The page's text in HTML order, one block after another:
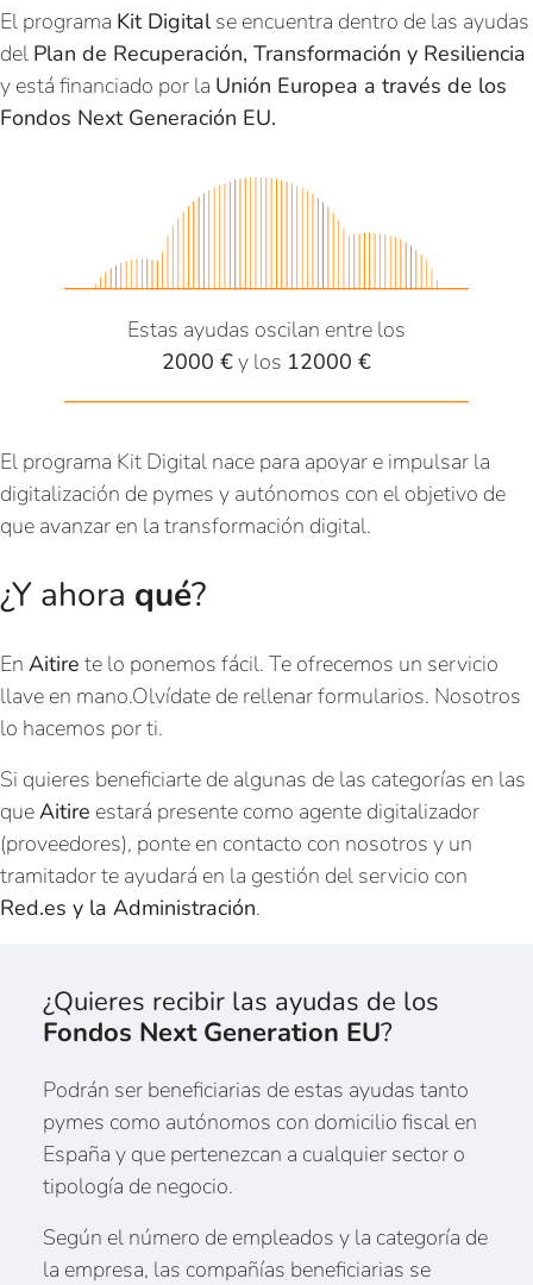
El programa Kit Digitalse encuentra dentro de las ayudas
del Plan de Recuperación, Transformación y Resiliencia
y está financiado por la Unión Europea a través de los
Fondos Next Generación EU.
Estas ayudas oscilan entre los
2000 €y los 12000 €
El programa Kit Digital nace para apoyar e impulsar la
digitalización de pymes y autónomos con el objetivo de
que avanzar en la transformación digital.
¿Y ahora qué?
En Aitire te lo ponemos fácil. Te ofrecemos un servicio
llave en mano.Olvídate de rellenar formularios. Nosotros
lo hacemos por ti.
Si quieres beneficiarte de algunas de las categorías en las
queAitire estará presente como agente digitalizador
(proveedores), ponte en contacto con nosotros y un
tramitador te ayudará en la gestión del servicio con
Red.es y la Administración.
¿Quieres recibir las ayudas de los
Fondos Next Generation EU?
Podrán ser beneficiarias de estas ayudas tanto
pymes como autónomos con domicilio fiscal en
España y que pertenezcan a cualquier sector o
tipología de negocio.
Según el número de empleados y la categoría de
la empresa, las compañías beneficiarias se